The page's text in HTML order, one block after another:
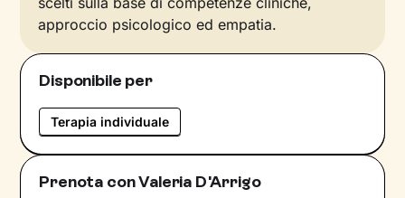
approccio psicologico ed empatia.
Disponibile per
Terapia individuale
Prenota con Valeria D'Arrigo